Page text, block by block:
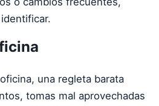
una regleta barata
tomas mal aprovechadas